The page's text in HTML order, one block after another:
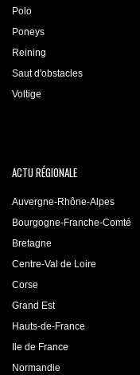
Polo
Poneys
Reining
Saut d'obstacles
Voltige
ACTU RÉGIONALE
Auvergne-Rhône-Alpes
Bourgogne-Franche-Comté
Bretagne
Centre-Val de Loire
Corse
Grand Est
Hauts-de-France
Ile de France
Normandie